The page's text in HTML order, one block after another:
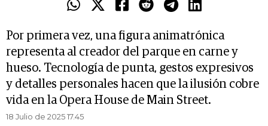
Por primera vez, una figura animatrónica
representa al creador del parque en carne y
hueso. Tecnología de punta, gestos expresivos
y detalles personales hacen que la ilusión cobre
vida en la Opera House de Main Street.
18 Julio de 2025 17.45